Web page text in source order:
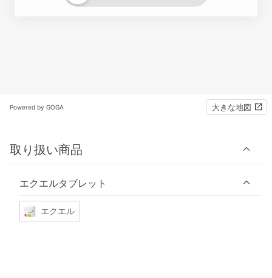
Powered by GOGA 大きな地図
取り扱い商品
エクエルタブレット
エクエル